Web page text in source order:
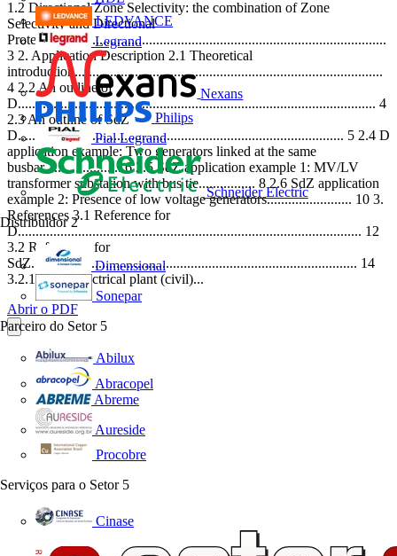
LEDVANCE
Legrand
Nexans
Philips
Pial Legrand
Schneider Electric
Distribuidor 2
Dimensional
Sonepar
Parceiro do Setor 5
Abilux
Abracopel
Abreme
Aureside
Procobre
Serviços para o Setor 5
Cinase
1.2 Directional Zone Selectivity: the combination of Zone
Selectivity and Directional
Protection...........................................................................................
3 2. Application Description 2.1 Theoretical
introduction.......................................................................................
4 2.2 An outline of
D..................................................................................................... 4
2.3 An outline of SdZ
D............................................................................................ 5 2.4 D
application example: Two generators linked at the same
busbar...................... 6 2.5 SdZ application example 1: MV/LV
transformer substation with bus tie................ 8 2.6 SdZ application
example 2: Presence of low voltage generators........................ 10 3.
References 3.1 Reference for
D................................................................................................. 12
3.2 References for
SdZ............................................................................................ 14
3.2.1 Naval electrical plant (civil)...
Abrir o PDF